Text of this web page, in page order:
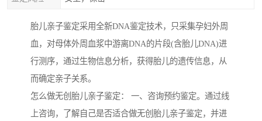
胎儿亲子鉴定采用全新DNA鉴定技术，只采集孕妇外周
血，对母体外周血浆中游离DNA的片段(含胎儿DNA)进
行测序，通过生物信息分析，获得胎儿的遗传信息，从
而确定亲子关系。
怎么做无创胎儿亲子鉴定： 一、咨询预约鉴定。通过线
上咨询，了解自己是否适合做无创胎儿亲子鉴定，并进